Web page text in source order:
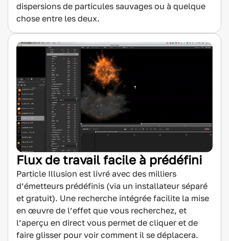
dispersions de particules sauvages ou à quelque
chose entre les deux.
Flux de travail facile à prédéfini
Particle Illusion est livré avec des milliers
d’émetteurs prédéfinis (via un installateur séparé
et gratuit). Une recherche intégrée facilite la mise
en œuvre de l’effet que vous recherchez, et
l’aperçu en direct vous permet de cliquer et de
faire glisser pour voir comment il se déplacera.